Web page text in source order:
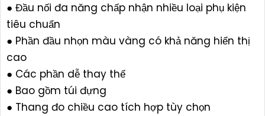
● Đầu nối đa năng chấp nhận nhiều loại phụ kiện
tiêu chuẩn
● Phần đầu nhọn màu vàng có khả năng hiển thị
cao
● Các phần dễ thay thế
● Bao gồm túi đựng
● Thang đo chiều cao tích hợp tùy chọn